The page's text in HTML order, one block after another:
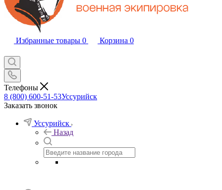
Избранные товары 0 Корзина 0
Телефоны
8 (800) 600-51-53Уссурийск
Заказать звонок
Уссурийск
Назад